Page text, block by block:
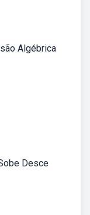
Algébrica
Desce